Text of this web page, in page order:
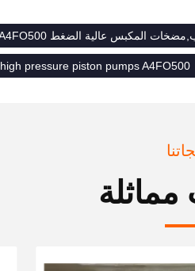
high pressure piston pumps A4FO500